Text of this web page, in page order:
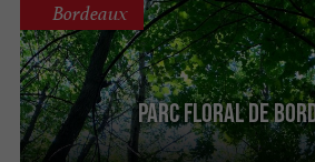
Parc floral de
Bordeaux